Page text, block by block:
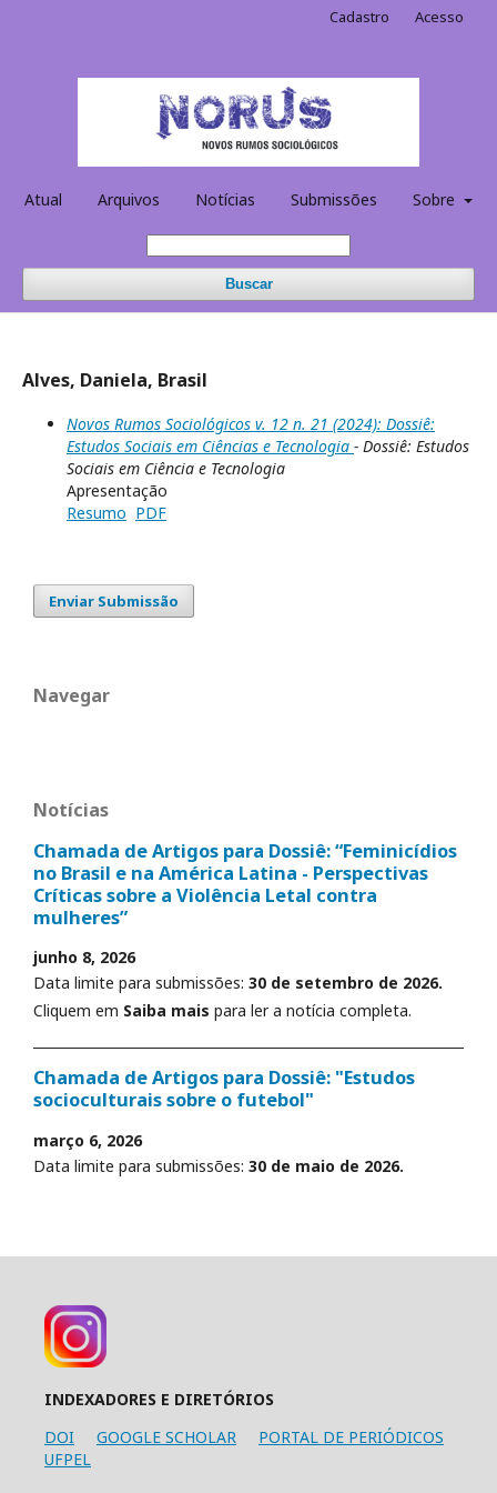
Atual Arquivos Notícias Submissões Sobre
Buscar
Cadastro Acesso
Alves, Daniela, Brasil
Novos Rumos Sociológicos v. 12 n. 21 (2024): Dossiê:
Estudos Sociais em Ciências e Tecnologia - Dossiê: Estudos
Sociais em Ciência e Tecnologia
Apresentação
Resumo PDF
Enviar Submissão
Navegar
Notícias
Chamada de Artigos para Dossiê: “Feminicídios
no Brasil e na América Latina - Perspectivas
Críticas sobre a Violência Letal contra
mulheres”
junho 8, 2026
Data limite para submissões: 30 de setembro de 2026.
Cliquem em Saiba mais para ler a notícia completa.
Chamada de Artigos para Dossiê: "Estudos
socioculturais sobre o futebol"
março 6, 2026
Data limite para submissões: 30 de maio de 2026.
INDEXADORES E DIRETÓRIOS
DOI
GOOGLE SCHOLAR
PORTAL DE PERIÓDICOS
UFPEL